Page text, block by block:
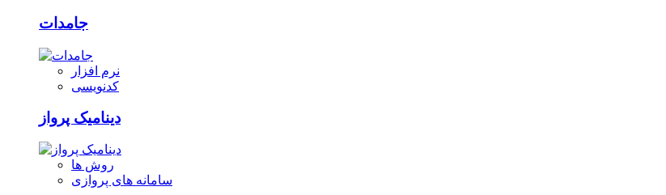
جامدات
نرم افزار
کدنویسی
دینامیک پرواز
روش ها
سامانه های پروازی